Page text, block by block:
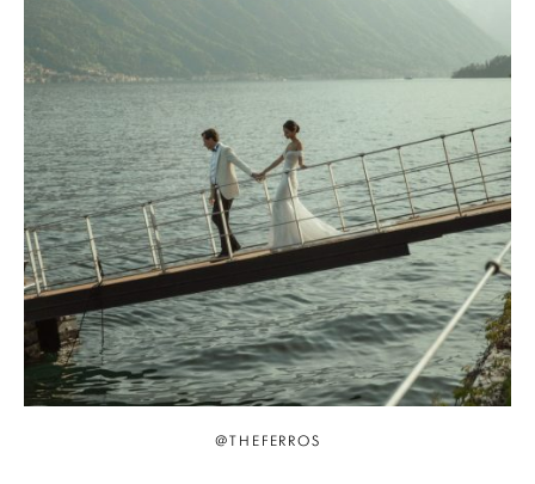
@THEFERROS